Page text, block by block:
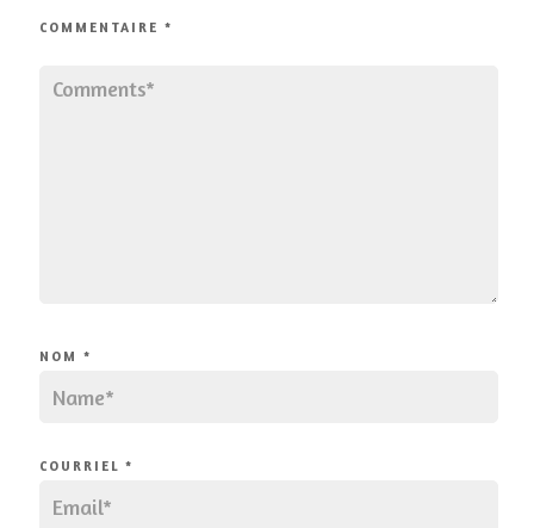
COMMENTAIRE *
NOM *
COURRIEL *